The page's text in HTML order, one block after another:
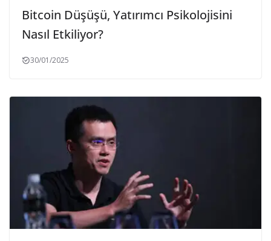
Bitcoin Düşüşü, Yatırımcı Psikolojisini
Nasıl Etkiliyor?
30/01/2025